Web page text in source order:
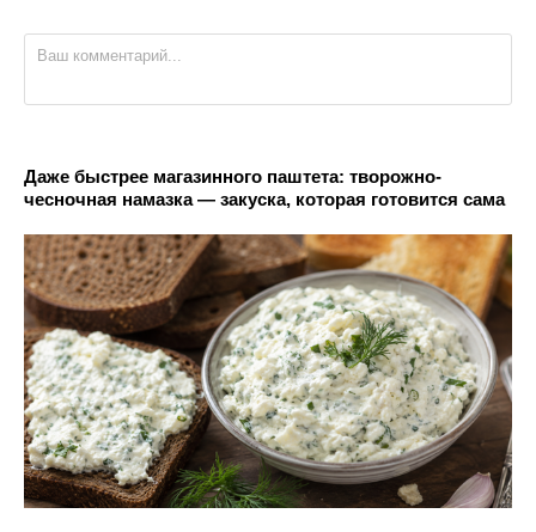
Даже быстрее магазинного паштета: творожно-
чесночная намазка — закуска, которая готовится сама